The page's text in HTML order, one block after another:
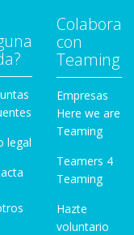
legal
Colabora
con
Teaming
Empresas
Here we are
Teaming
Teamers 4
Teaming
Hazte
voluntario